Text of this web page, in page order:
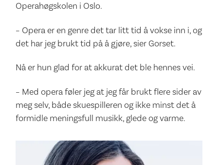
Operahøgskolen i Oslo.
– Opera er en genre det tar litt tid å vokse inn i, og
det har jeg brukt tid på å gjøre, sier Gorset.
Nå er hun glad for at akkurat det ble hennes vei.
– Med opera føler jeg at jeg får brukt flere sider av
meg selv, både skuespilleren og ikke minst det å
formidle meningsfull musikk, glede og varme.